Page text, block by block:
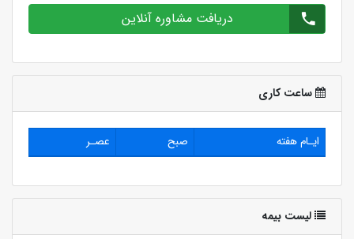
دریافت مشاوره آنلاین
ساعت کاری
ایـام هفته صبح عصـر
لیست بیمه